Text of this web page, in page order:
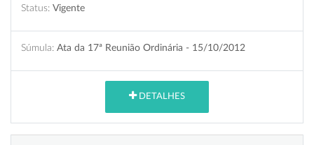
Status: Vigente
Súmula: Ata da 17ª Reunião Ordinária - 15/10/2012
DETALHES